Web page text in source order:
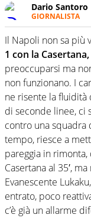
Dario Santoro
GIORNALISTA
Scrive,
sfaccettature.
concentrarsi
Il Napoli non sa più
1 con la Casertana,
preoccuparsi ma
non funzionano. I
ne risente la
di seconde linee, ci
contro una squadra
tempo, riesce a
pareggia in
Casertana al 35′,
Evanescente
entrato, poco
c’è già un allarme